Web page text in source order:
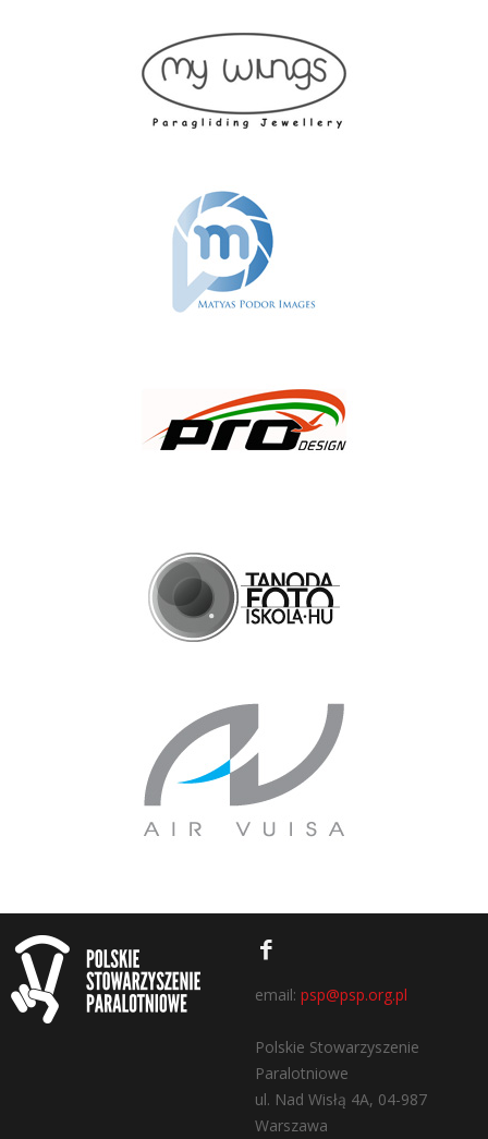
email: psp@psp.org.pl
Polskie Stowarzyszenie
Paralotniowe
ul. Nad Wisłą 4A, 04-987
Warszawa